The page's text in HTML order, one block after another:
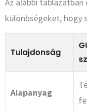
Az alábbi
különbségeket, hogy
Tulajdonság
Alapanyag